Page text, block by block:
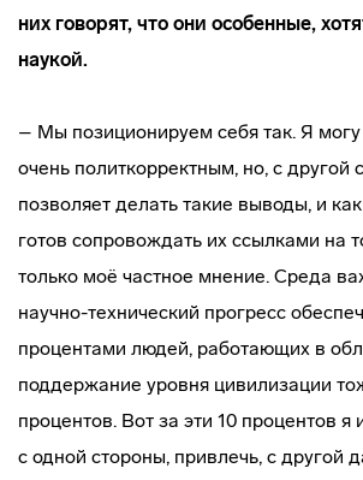
них говорят, что они особенные,
наукой.
– Мы позиционируем себя так. Я могу
очень политкорректным, но, с другой
позволяет делать такие выводы, и
готов сопровождать их ссылками на
только моё частное мнение. Среда
научно-технический прогресс
процентами людей, работающих в
поддержание уровня цивилизации
процентов. Вот за эти 10 процентов я
с одной стороны, привлечь, с другой